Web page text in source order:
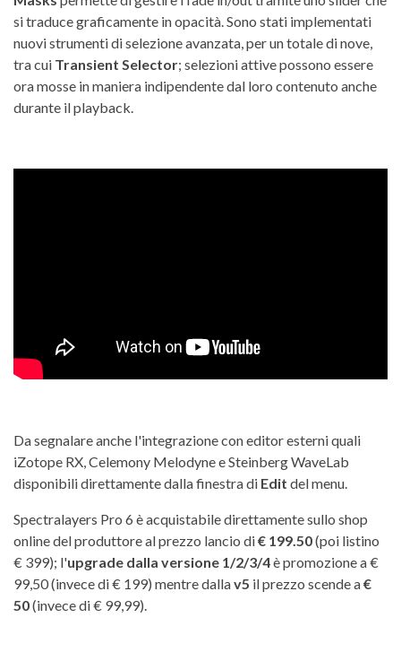
si traduce graficamente in opacità. Sono stati implementati
nuovi strumenti di selezione avanzata, per un totale di nove,
tra cui Transient Selector; selezioni attive possono essere
ora mosse in maniera indipendente dal loro contenuto anche
durante il playback.
Da segnalare anche l'integrazione con editor esterni quali
iZotope RX, Celemony Melodyne e Steinberg WaveLab
disponibili direttamente dalla finestra di Edit del menu.
Spectralayers Pro 6 è acquistabile direttamente sullo shop
online del produttore al prezzo lancio di€ 199.50(poi listino
€ 399); l'upgrade dalla versione 1/2/3/4è promozione a €
99,50 (invece di € 199) mentre dallav5 il prezzo scende a€
50(invece di € 99,99).